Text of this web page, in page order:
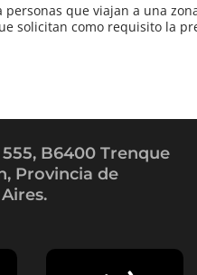
que viajan a una
solicitan como requisito la
B6400 Trenque
Provincia de